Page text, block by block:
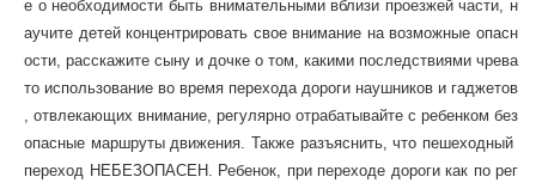
е о необходимости быть внимательными вблизи проезжей части
н
аучите детей концентрировать свое внимание на возможные опасн
ости расскажите сыну и дочке о том какими последствиями чрева
то использование во время перехода дороги наушников и гаджетов
отвлекающих внимание регулярно отрабатывайте с ребенком без
опасные маршруты движения .Также разъяснить,что пешеходный
переход НЕБЕЗОПАСЕН Ребенок при переходе дороги как по рег